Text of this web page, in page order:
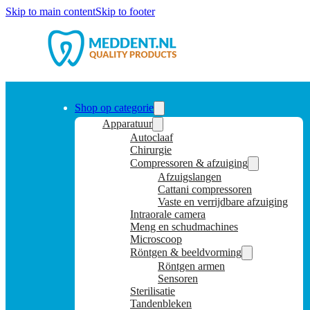
Skip to main contentSkip to footer
Shop op categorie
Apparatuur
Autoclaaf
Chirurgie
Compressoren & afzuiging
Afzuigslangen
Cattani compressoren
Vaste en verrijdbare afzuiging
Intraorale camera
Meng en schudmachines
Microscoop
Röntgen & beeldvorming
Röntgen armen
Sensoren
Sterilisatie
Tandenbleken